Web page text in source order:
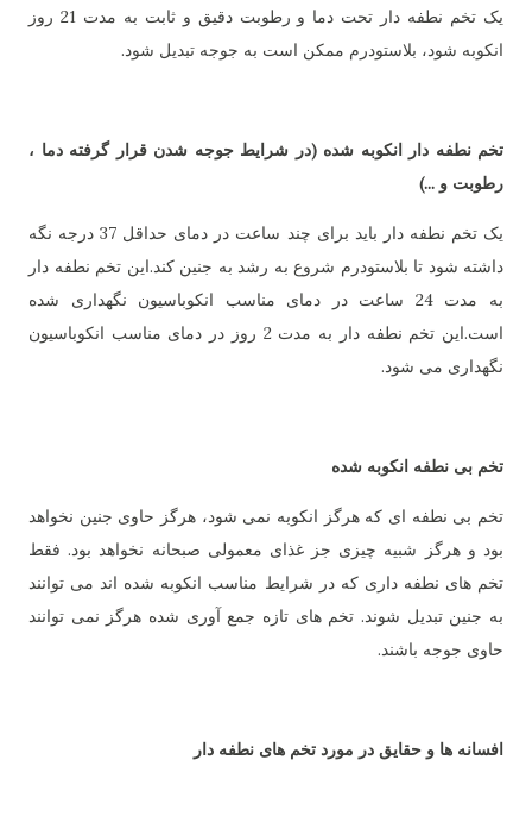
یک تخم نطفه دار تحت دما و رطوبت دقیق و ثابت به مدت 21 روز
انکوبه شود، بلاستودرم ممکن است به جوجه تبدیل شود.
تخم نطفه دار انکوبه شده (در شرایط جوجه شدن قرار گرفته دما ،
رطوبت و ...)
یک تخم نطفه دار باید برای چند ساعت در دمای حداقل 37 درجه نگه
داشته شود تا بلاستودرم شروع به رشد به جنین کند.این تخم نطفه دار
به مدت 24 ساعت در دمای مناسب انکوباسیون نگهداری شده
است.این تخم نطفه دار به مدت 2 روز در دمای مناسب انکوباسیون
نگهداری می شود.
تخم بی نطفه انکوبه شده
تخم بی نطفه ای که هرگز انکوبه نمی شود، هرگز حاوی جنین نخواهد
بود و هرگز شبیه چیزی جز غذای معمولی صبحانه نخواهد بود. فقط
تخم های نطفه داری که در شرایط مناسب انکوبه شده اند می توانند
به جنین تبدیل شوند. تخم های تازه جمع آوری شده هرگز نمی توانند
حاوی جوجه باشند.
افسانه ها و حقایق در مورد تخم های نطفه دار